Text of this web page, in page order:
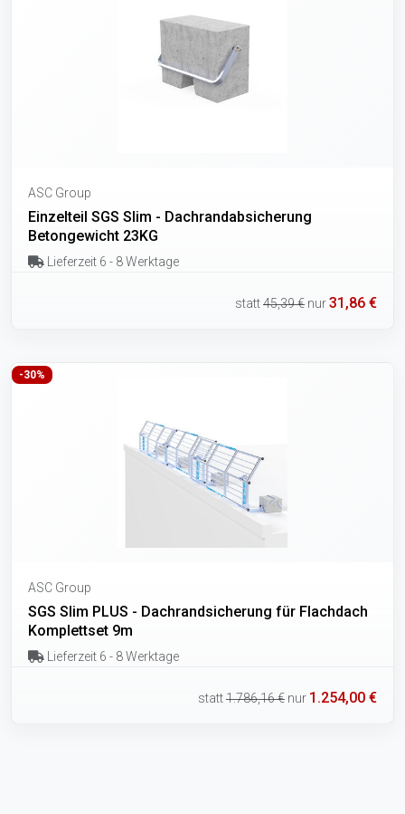
ASC Group
Einzelteil SGS Slim - Dachrandabsicherung
Betongewicht 23KG
Lieferzeit 6 - 8 Werktage
statt45,39 € nur31,86 €
-30%
ASC Group
SGS Slim PLUS - Dachrandsicherung für Flachdach
Komplettset 9m
Lieferzeit 6 - 8 Werktage
statt1.786,16 € nur 1.254,00 €